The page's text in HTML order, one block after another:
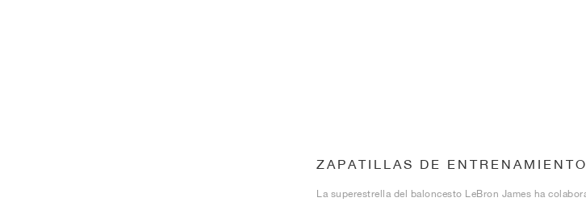
ZAPATILLAS DE
La superestrella del baloncesto LeBron James ha